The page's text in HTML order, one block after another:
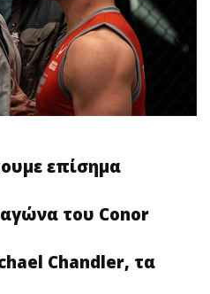
επίσημα
αγώνα του Conor
Chandler, τα